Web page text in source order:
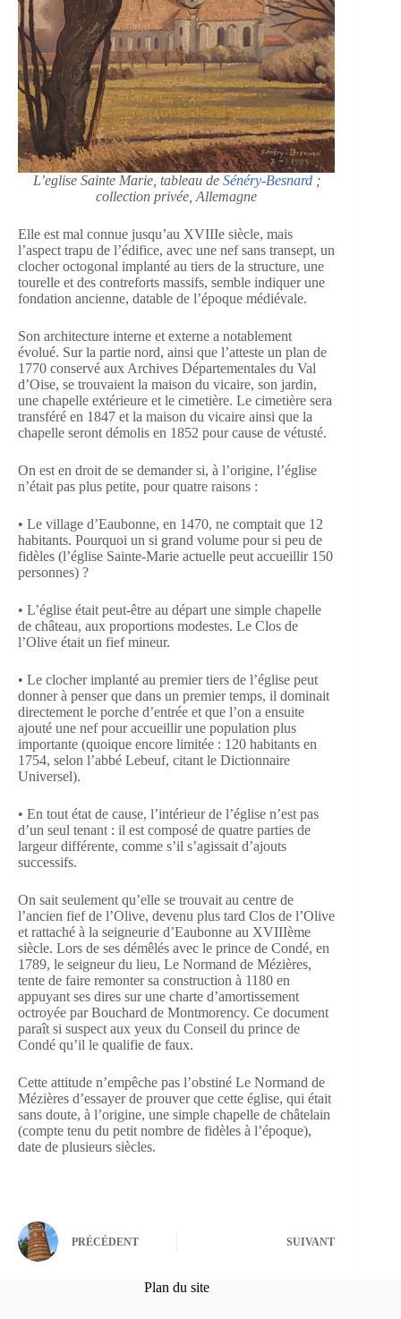
L’eglise Sainte Marie, tableau de Sénéry-Besnard;
collection privée, Allemagne
Elle est mal connue jusqu’au XVIIIe siècle, mais
l’aspect trapu de l’édifice, avec une nef sans transept, un
clocher octogonal implanté au tiers de la structure, une
tourelle et des contreforts massifs, semble indiquer une
fondation ancienne, datable de l’époque médiévale.
Son architecture interne et externe a notablement
évolué. Sur la partie nord, ainsi que l’atteste un plan de
1770 conservé aux Archives Départementales du Val
d’Oise, se trouvaient la maison du vicaire, son jardin,
une chapelle extérieure et le cimetière. Le cimetière sera
transféré en 1847 et la maison du vicaire ainsi que la
chapelle seront démolis en 1852 pour cause de vétusté.
On est en droit de se demander si, à l’origine, l’église
n’était pas plus petite, pour quatre raisons :
• Le village d’Eaubonne, en 1470, ne comptait que 12
habitants. Pourquoi un si grand volume pour si peu de
fidèles (l’église Sainte-Marie actuelle peut accueillir 150
personnes) ?
• L’église était peut-être au départ une simple chapelle
de château, aux proportions modestes. Le Clos de
l’Olive était un fief mineur.
• Le clocher implanté au premier tiers de l’église peut
donner à penser que dans un premier temps, il dominait
directement le porche d’entrée et que l’on a ensuite
ajouté une nef pour accueillir une population plus
importante (quoique encore limitée : 120 habitants en
1754, selon l’abbé Lebeuf, citant le Dictionnaire
Universel).
• En tout état de cause, l’intérieur de l’église n’est pas
d’un seul tenant : il est composé de quatre parties de
largeur différente, comme s’il s’agissait d’ajouts
successifs.
On sait seulement qu’elle se trouvait au centre de
l’ancien fief de l’Olive, devenu plus tard Clos de l’Olive
et rattaché à la seigneurie d’Eaubonne au XVIIIème
siècle. Lors de ses démêlés avec le prince de Condé, en
1789, le seigneur du lieu, Le Normand de Mézières,
tente de faire remonter sa construction à 1180 en
appuyant ses dires sur une charte d’amortissement
octroyée par Bouchard de Montmorency. Ce document
paraît si suspect aux yeux du Conseil du prince de
Condé qu’il le qualifie de faux.
Cette attitude n’empêche pas l’obstiné Le Normand de
Mézières d’essayer de prouver que cette église, qui était
sans doute, à l’origine, une simple chapelle de châtelain
(compte tenu du petit nombre de fidèles à l’époque),
date de plusieurs siècles.
PRÉCÉDENT SUIVANT
Plan du site